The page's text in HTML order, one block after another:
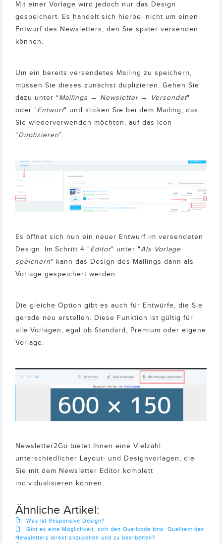
Mit einer Vorlage wird jedoch nur das Design
gespeichert. Es handelt sich hierbei nicht um einen
Entwurf des Newsletters, den Sie später versenden
können.
Um ein bereits versendetes Mailing zu speichern,
müssen Sie dieses zunächst duplizieren. Gehen Sie
dazu unter “Mailings → Newsletter → Versendet"
oder "Entwurf" und klicken Sie bei dem Mailing, das
Sie wiederverwenden möchten, auf das Icon
“Duplizieren”.
Es öffnet sich nun ein neuer Entwurf im versendeten
Design. Im Schritt 4 "Editor" unter "Als Vorlage
speichern" kann das Design des Mailings dann als
Vorlage gespeichert werden.
Die gleiche Option gibt es auch für Entwürfe, die Sie
gerade neu erstellen. Diese Funktion ist gültig für
alle Vorlagen, egal ob Standard, Premium oder eigene
Vorlage.
Newsletter2Go bietet Ihnen eine Vielzahl
unterschiedlicher Layout- und Designvorlagen, die
Sie mit dem Newsletter Editor komplett
individualisieren können.
Ähnliche Artikel:
Was ist Responsive Design?
Gibt es eine Möglichkeit, sich den Quellcode bzw. Quelltext des
Newsletters direkt anzusehen und zu bearbeiten?